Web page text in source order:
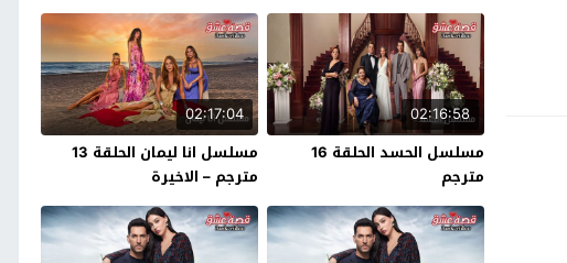
02:16:58
مسلسل الحسد الحلقة 16
مترجم
02:17:04
مسلسل انا ليمان الحلقة 13
مترجم – الاخيرة